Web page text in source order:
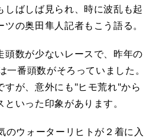
ばしば見られ、時に波乱も起
の奥田隼人記者もこう語る。
頭数が少ないレースで、昨年の
一番頭数がそろっていました。
すが、意外にも"ヒモ荒れ"から
いった印象があります。
ウォーターリヒトが２着に入